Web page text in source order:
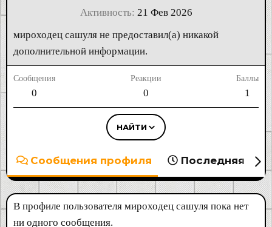
Активность 21 Фев 2026
мироходец сашуля не предоставил(а) никакой
дополнительной информации.
Сообщения
0
Реакции
0
Баллы
1
НАЙТИ
Сообщения профиля Последняя
В профиле пользователя мироходец сашуля пока нет
ни одного сообщения.